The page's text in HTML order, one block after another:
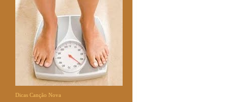
Dicas Canção Nova